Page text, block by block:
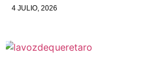
4 JULIO, 2026